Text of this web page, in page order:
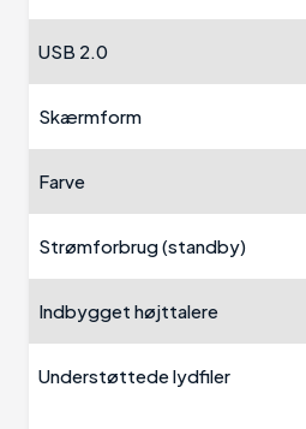
USB 2.0
Skærmform
Farve
Strømforbrug (standby)
Indbygget højttalere
Understøttede lydfiler